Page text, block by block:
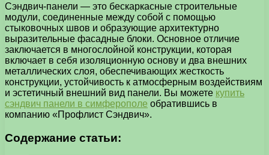
Сэндвич-панели — это бескаркасные строительные
модули, соединенные между собой с помощью
стыковочных швов и образующие архитектурно
выразительные фасадные блоки. Основное отличие
заключается в многослойной конструкции, которая
включает в себя изоляционную основу и два внешних
металлических слоя, обеспечивающих жесткость
конструкции, устойчивость к атмосферным воздействиям
и эстетичный внешний вид панели. Вы можете купить
сэндвич панели в симферополе обратившись в
компанию «Профлист Сэндвич».
Содержание статьи: